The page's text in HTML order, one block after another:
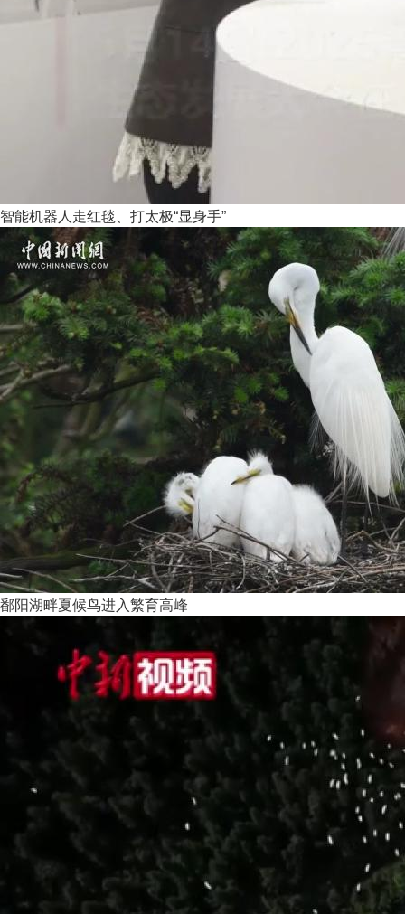
智能机器人走红毯、打太极“显身手”
鄱阳湖畔夏候鸟进入繁育高峰